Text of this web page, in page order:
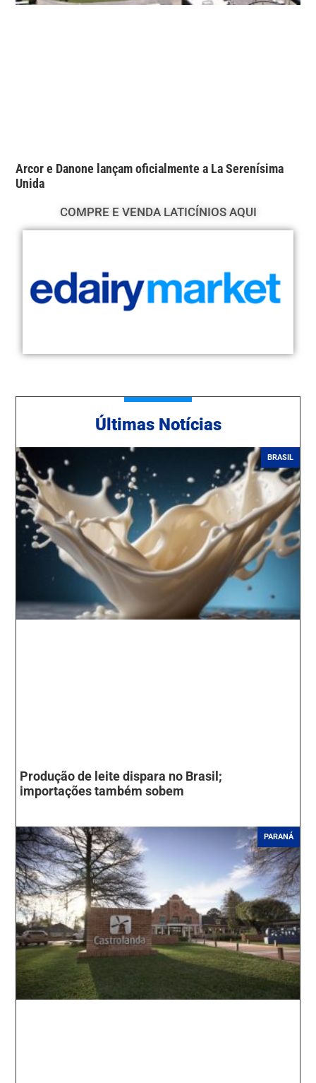
Arcor e Danone lançam oficialmente a La Serenísima
Unida
COMPRE E VENDA LATICÍNIOS AQUI
Ú ltimas Notícias
BRASIL
Produção de leite dispara no Brasil;
importações também sobem
PARANÁ